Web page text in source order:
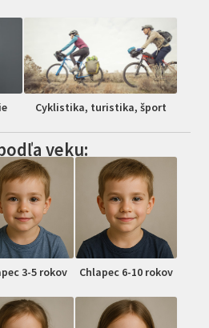
Cyklistika, turistika, šport
veku:
3-5 rokov Chlapec 6-10 rokov